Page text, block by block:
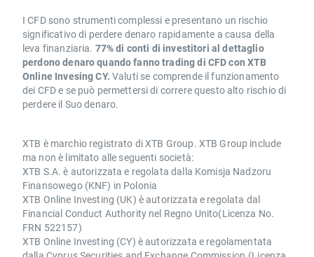
I CFD sono strumenti complessi e presentano un rischio
significativo di perdere denaro rapidamente a causa della
leva finanziaria. 77% di conti di investitori al dettaglio
perdono denaro quando fanno trading di CFD con XTB
Online Invesing CY. Valuti se comprende il funzionamento
dei CFD e se può permettersi di correre questo alto rischio di
perdere il Suo denaro.
XTB è marchio registrato di XTB Group. XTB Group include
ma non è limitato alle seguenti società:
XTB S.A. è autorizzata e regolata dalla Komisja Nadzoru
Finansowego (KNF) in Polonia
XTB Online Investing (UK) è autorizzata e regolata dal
Financial Conduct Authority nel Regno Unito(Licenza No.
FRN 522157)
XTB Online Investing (CY) è autorizzata e regolamentata